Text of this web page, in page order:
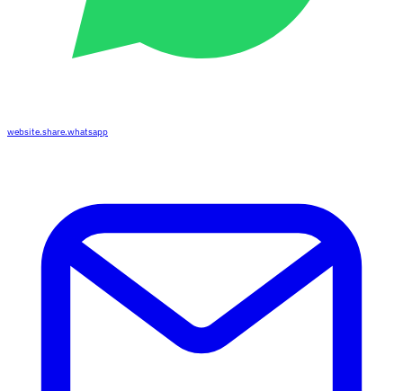
website.share.whatsapp